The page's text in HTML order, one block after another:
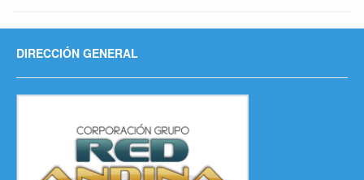
DIRECCIÓN GENERAL